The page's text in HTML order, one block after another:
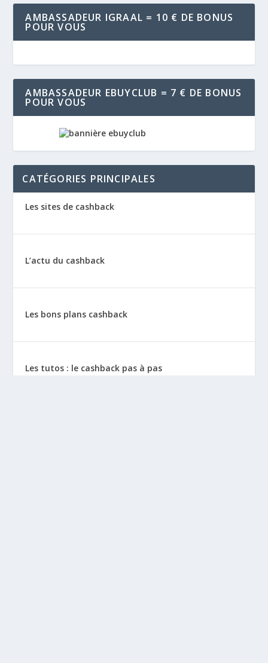
AMBASSADEUR IGRAAL = 10 € DE BONUS
POUR VOUS
AMBASSADEUR EBUYCLUB = 7 € DE BONUS
POUR VOUS
CATÉGORIES PRINCIPALES
Les sites de cashback
L’actu du cashback
Les bons plans cashback
Les tutos : le cashback pas à pas